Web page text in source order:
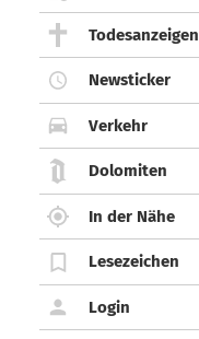
Todesanzeigen
Newsticker
Verkehr
Dolomiten
In der Nähe
Lesezeichen
Login